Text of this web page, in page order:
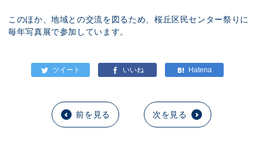
このほか、地域との交流を図るため、桜丘区民センター祭りに
毎年写真展で参加しています。
前を見る 次を見る